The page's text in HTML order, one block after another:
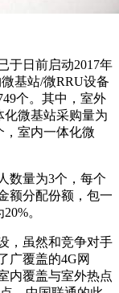
于日前启动2017年
基站/微RRU设备
个。其中，室外
化微基站采购量为
，室内一体化微
数量为3个，每个
额分配份额，包一
。
，虽然和竞争对手
广覆盖的4G网
内覆盖与室外热点